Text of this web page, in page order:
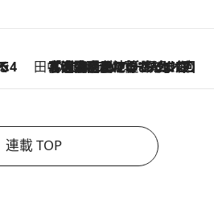
伎へ 田中稲の勝手に再ブーム
2026.8.7
「湘南乃風に憧れて」観客大盛上がりの“タオル回し”に、ラッパー顔負けの高速歌唱まで…さだまさし（74）のアグレッシブすぎる現在地
連載 TOP